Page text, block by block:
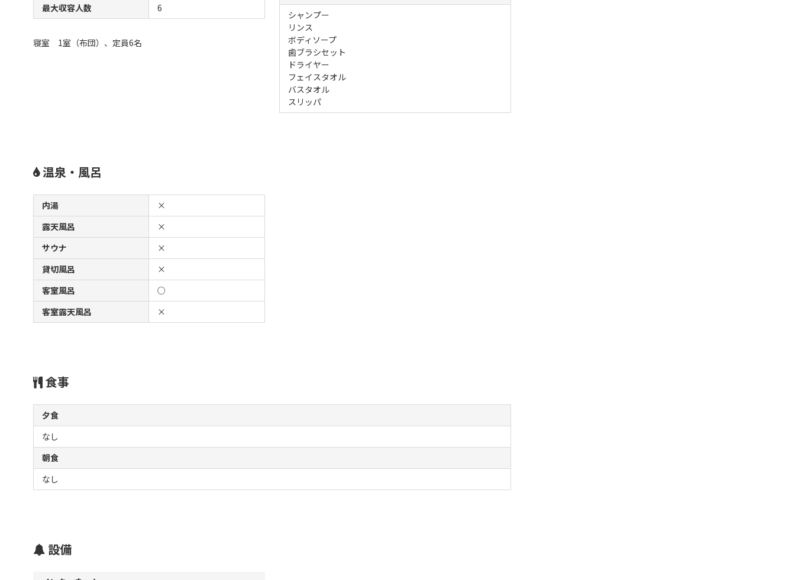
最大収容人数
6
寝室 1室（布団）、定員6名
シャンプー
リンス
ボディソープ
歯ブラシセット
ドライヤー
フェイスタオル
バスタオル
スリッパ
温泉・風呂
内湯
×
露天風呂
×
サウナ
×
貸切風呂
×
客室風呂
○
客室露天風呂
×
食事
夕食
なし
朝食
なし
設備